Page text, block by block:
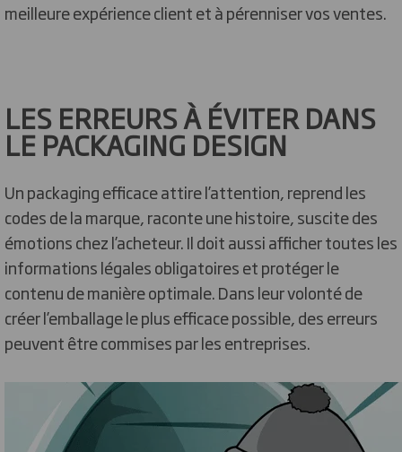
meilleure expérience client et à pérenniser vos ventes.
LES ERREURS À ÉVITER DANS
LE PACKAGING DESIGN
Un packaging efficace attire l’attention, reprend les
codes de la marque, raconte une histoire, suscite des
émotions chez l’acheteur. Il doit aussi afficher toutes les
informations légales obligatoires et protéger le
contenu de manière optimale. Dans leur volonté de
créer l’emballage le plus efficace possible, des erreurs
peuvent être commises par les entreprises.